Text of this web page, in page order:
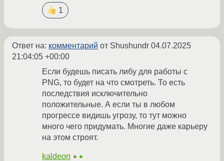
1
Ответ на: комментарий от Shushundr 04.07.2025
21:04:05 +00:00
Если будешь писать либу для работы с
PNG, то будет на что смотреть. То есть
последствия исключительно
положительные. А если ты в любом
прогрессе видишь угрозу, то тут можно
много чего придумать. Многие даже карьеру
на этом строят.
kaldeon ★★